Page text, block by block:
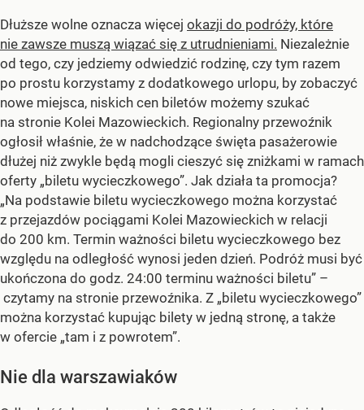
Dłuższe wolne oznacza więcej okazji do podróży, które
nie zawsze muszą wiązać się z utrudnieniami. Niezależnie
od tego, czy jedziemy odwiedzić rodzinę, czy tym razem
po prostu korzystamy z dodatkowego urlopu, by zobaczyć
nowe miejsca, niskich cen biletów możemy szukać
na stronie Kolei Mazowieckich. Regionalny przewoźnik
ogłosił właśnie, że w nadchodzące święta pasażerowie
dłużej niż zwykle będą mogli cieszyć się zniżkami w ramach
oferty „biletu wycieczkowego”. Jak działa ta promocja?
„Na podstawie biletu wycieczkowego można korzystać
z przejazdów pociągami Kolei Mazowieckich w relacji
do 200 km. Termin ważności biletu wycieczkowego bez
względu na odległość wynosi jeden dzień. Podróż musi być
ukończona do godz. 24:00 terminu ważności biletu” –
czytamy na stronie przewoźnika. Z „biletu wycieczkowego”
można korzystać kupując bilety w jedną stronę, a także
w ofercie „tam i z powrotem”.
Nie dla warszawiaków